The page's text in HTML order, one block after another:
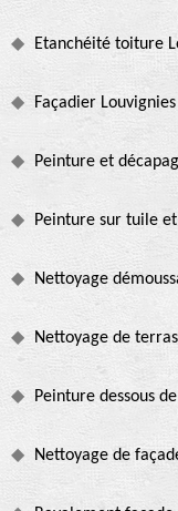
Etanchéité toiture
Façadier
Peinture et
Peinture sur tuile
Nettoyage
Nettoyage de
Peinture dessous
Nettoyage de